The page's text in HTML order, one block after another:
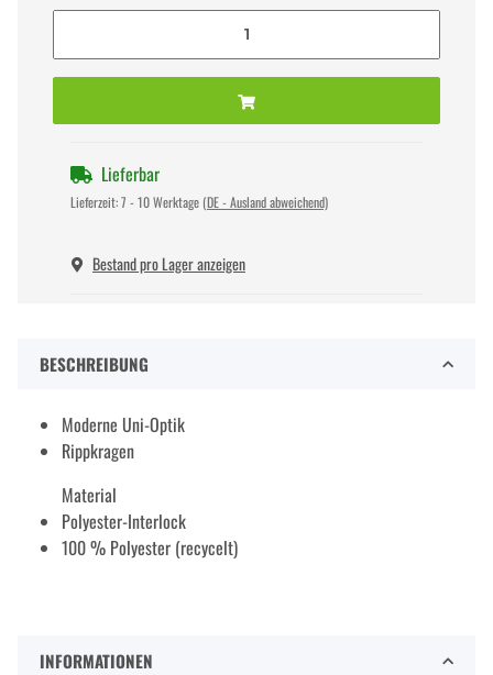
Lieferbar
Lieferzeit:7 - 10 Werktage (DE - Ausland abweichend)
Bestand pro Lager anzeigen
BESCHREIBUNG
Moderne Uni-Optik
Rippkragen
Material
Polyester-Interlock
100 % Polyester (recycelt)
INFORMATIONEN